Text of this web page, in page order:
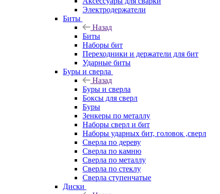
Электродержатели
Биты
Назад
Биты
Наборы бит
Переходники и держатели для бит
Ударные биты
Буры и сверла
Назад
Буры и сверла
Боксы для сверл
Буры
Зенкеры по металлу
Наборы сверл и бит
Наборы ударных бит, головок ,сверл
Сверла по дереву
Сверла по камню
Сверла по металлу
Сверла по стеклу
Сверла ступенчатые
Диски